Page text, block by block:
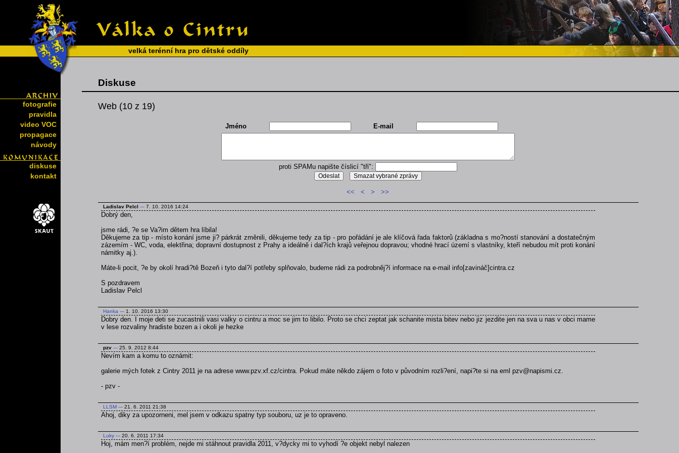
velká terénní hra pro dětské oddíly
fotografie
pravidla
video VOC
propagace
návody
diskuse
kontakt
Diskuse
Web (10 z 19)
Jméno E-mail
proti SPAMu napište číslicí "tři":
<< < > >>
Ladislav Pelcl --- 7. 10. 2016 14:24
Dobrý den,
jsme rádi, ?e se Va?im dětem hra líbila!
Děkujeme za tip - místo konání jsme ji? párkrát změnili, děkujeme tedy za tip - pro pořádání je ale klíčová řada faktorů (základna s mo?ností stanování a dostatečným
zázemím - WC, voda, elektřina; dopravní dostupnost z Prahy a ideálně i dal?ích krajů veřejnou dopravou; vhodné hrací území s vlastníky, kteří nebudou mít proti konání
námitky aj.).
Máte-li pocit, ?e by okolí hradi?tě Bozeň i tyto dal?í potřeby splňovalo, budeme rádi za podrobněj?í informace na e-mail info[zavináč]cintra.cz
S pozdravem
Ladislav Pelcl
Hanka --- 1. 10. 2016 13:30
Dobry den. I moje deti se zucastnili vasi valky o cintru a moc se jim to libilo. Proto se chci zeptat jak schanite mista bitev nebo jiz jezdite jen na sva u nas v obci mame
v lese rozvaliny hradiste bozen a i okoli je hezke
pzv --- 25. 9. 2012 8:44
Nevím kam a komu to oznámit:
galerie mých fotek z Cintry 2011 je na adrese www.pzv.xf.cz/cintra. Pokud máte někdo zájem o foto v původním rozli?ení, napi?te si na eml pzv@napismi.cz.
- pzv -
LLSM --- 21. 6. 2011 21:38
Ahoj, diky za upozorneni, mel jsem v odkazu spatny typ souboru, uz je to opraveno.
Luky --- 20. 6. 2011 17:34
Hoj, mám men?í problém, nejde mi stáhnout pravidla 2011, v?dycky mi to vyhodí ?e objekt nebyl nalezen